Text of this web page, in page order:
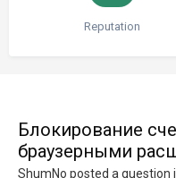
Reputation
Блокирование
браузерными
ShumNo posted a question